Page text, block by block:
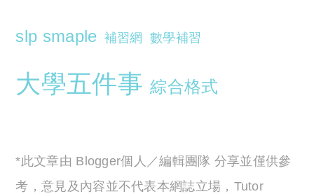
slp smaple 補習網 數學補習
大學五件事 綜合格式
*此文章由 Blogger個人／編輯團隊 分享並僅供參
考，意見及內容並不代表本網誌立場，Tutor